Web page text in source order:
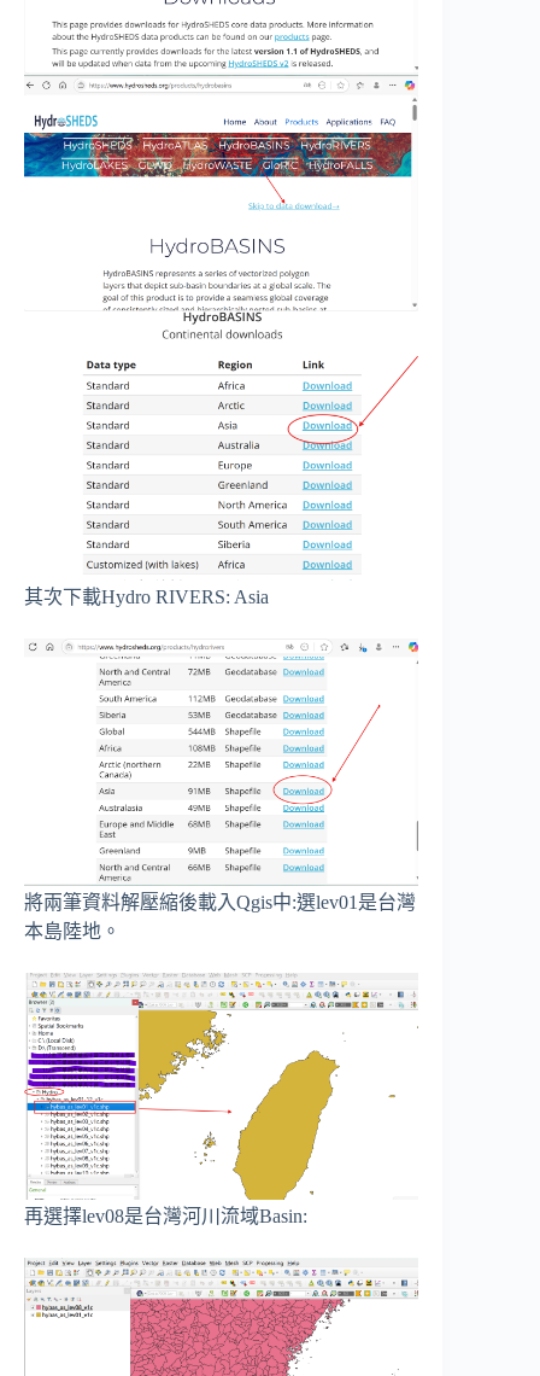
其次下載Hydro RIVERS: Asia
將兩筆資料解壓縮後載入Qgis中:選lev01是台灣
本島陸地。
再選擇lev08是台灣河川流域Basin: